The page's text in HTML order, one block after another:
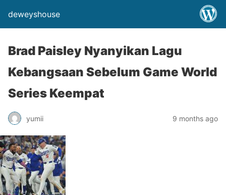
deweyshouse
Brad Paisley Nyanyikan Lagu
Kebangsaan Sebelum Game World
Series Keempat
yumii 9 months ago